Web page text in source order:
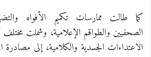
كما طالت ممارسات تكميم الأفواه
الصحفيين والطواقم الإعلامية، وشملت
الاعتداءات الجسدية والكلامية، إلى مصادرة